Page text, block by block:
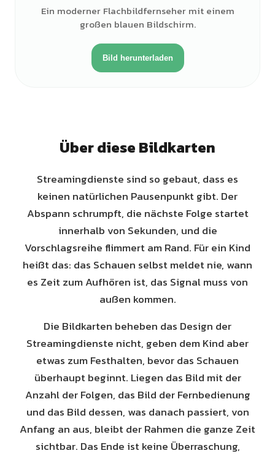
Ein moderner Flachbildfernseher mit einem
großen blauen Bildschirm.
Bild herunterladen
Über diese Bildkarten
Streamingdienste sind so gebaut, dass es
keinen natürlichen Pausenpunkt gibt. Der
Abspann schrumpft, die nächste Folge startet
innerhalb von Sekunden, und die
Vorschlagsreihe flimmert am Rand. Für ein Kind
heißt das: das Schauen selbst meldet nie, wann
es Zeit zum Aufhören ist, das Signal muss von
außen kommen.
Die Bildkarten beheben das Design der
Streamingdienste nicht, geben dem Kind aber
etwas zum Festhalten, bevor das Schauen
überhaupt beginnt. Liegen das Bild mit der
Anzahl der Folgen, das Bild der Fernbedienung
und das Bild dessen, was danach passiert, von
Anfang an aus, bleibt der Rahmen die ganze Zeit
sichtbar. Das Ende ist keine Überraschung,